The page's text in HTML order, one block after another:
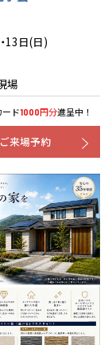
13日(日)
場
ド1000円分進呈中！
ご来場予約